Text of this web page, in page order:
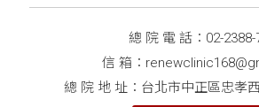
總 院 電 話： 02-2388-
信 箱：
總 院 地 址：台北市中正區忠孝